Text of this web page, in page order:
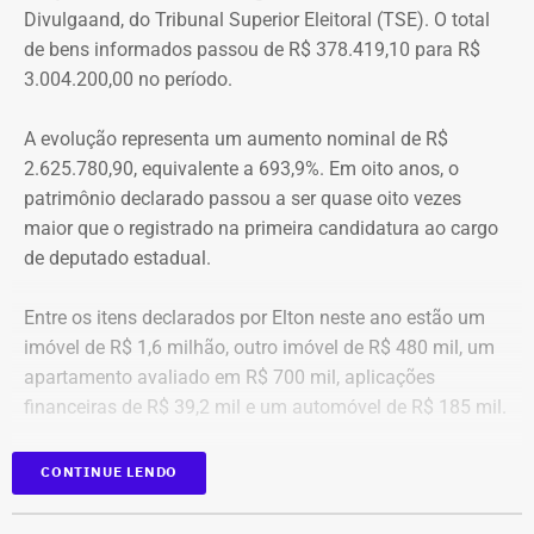
seguirem adiante nesta batalha. A vergonha e o medo.
Porque é necessário ter mais do que coragem para seguir
adiante no enfrentamento à violência doméstica. Pois
primeiro é o temor de continuar viva e estar ao lado do
agressor. E o outro é o que vai acontecer com ela depois
que a denúncia for feita. Afinal, há o receio que alguma
brecha legal permita que o agressor, de alguma forma,
fique impune”, comenta.
Passados oito anos após as agrssões se tornarem
públicas nacionalmente, Cristiane cita qual o principal
item que acredita ser necessário que as autoridades
tenham mais rigor.
“A Lei Maria da Penha é muito boa. Eu fui salva graças a
Divulgaand, do Tribunal Superior Eleitoral (TSE). O total
de bens informados passou de R$ 378.419,10 para R$
3.004.200,00 no período.
A evolução representa um aumento nominal de R$
2.625.780,90, equivalente a 693,9%. Em oito anos, o
patrimônio declarado passou a ser quase oito vezes
maior que o registrado na primeira candidatura ao cargo
de deputado estadual.
Entre os itens declarados por Elton neste ano estão um
imóvel de R$ 1,6 milhão, outro imóvel de R$ 480 mil, um
apartamento avaliado em R$ 700 mil, aplicações
financeiras de R$ 39,2 mil e um automóvel de R$ 185 mil.
CONTINUE LENDO